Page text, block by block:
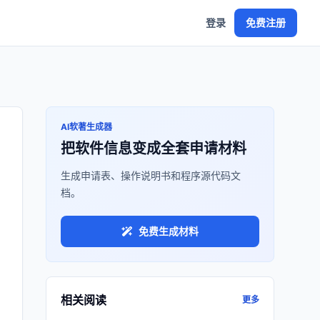
登录 免费注册
AI软著生成器
把软件信息变成全套申请材料
生成申请表、操作说明书和程序源代码文
档。
免费生成材料
相关阅读 更多